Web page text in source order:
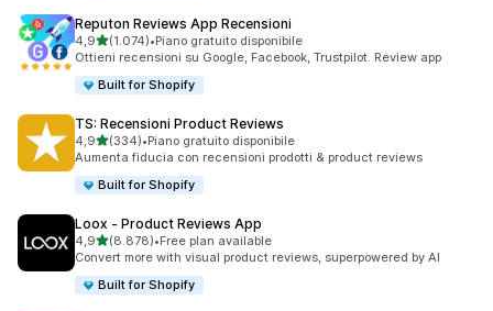
Reputon Reviews App Recensioni
4,9stelle su 5
(1.074)
1074 recensioni totali
•Piano gratuito disponibile
Ottieni recensioni su Google, Facebook, Trustpilot. Review app
Built for Shopify
TS: Recensioni Product Reviews
4,9stelle su 5
(334)
334 recensioni totali
•Piano gratuito disponibile
Aumenta fiducia con recensioni prodotti & product reviews
Built for Shopify
Loox ‑ Product Reviews App
4,9stelle su 5
(8.878)
8878 recensioni totali
•Free plan available
Convert more with visual product reviews, superpowered by AI
Built for Shopify